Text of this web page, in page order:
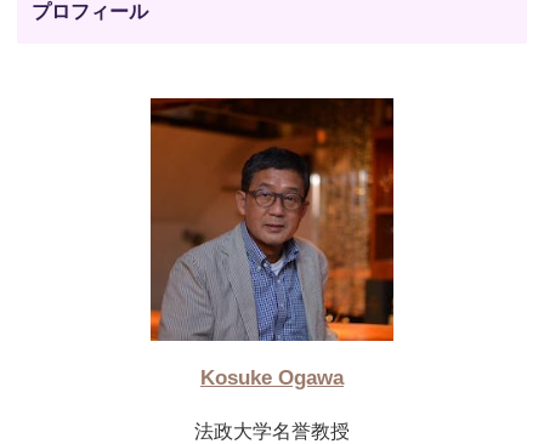
プロフィール
Kosuke Ogawa
法政大学名誉教授